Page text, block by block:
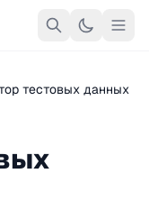
тестовых данных